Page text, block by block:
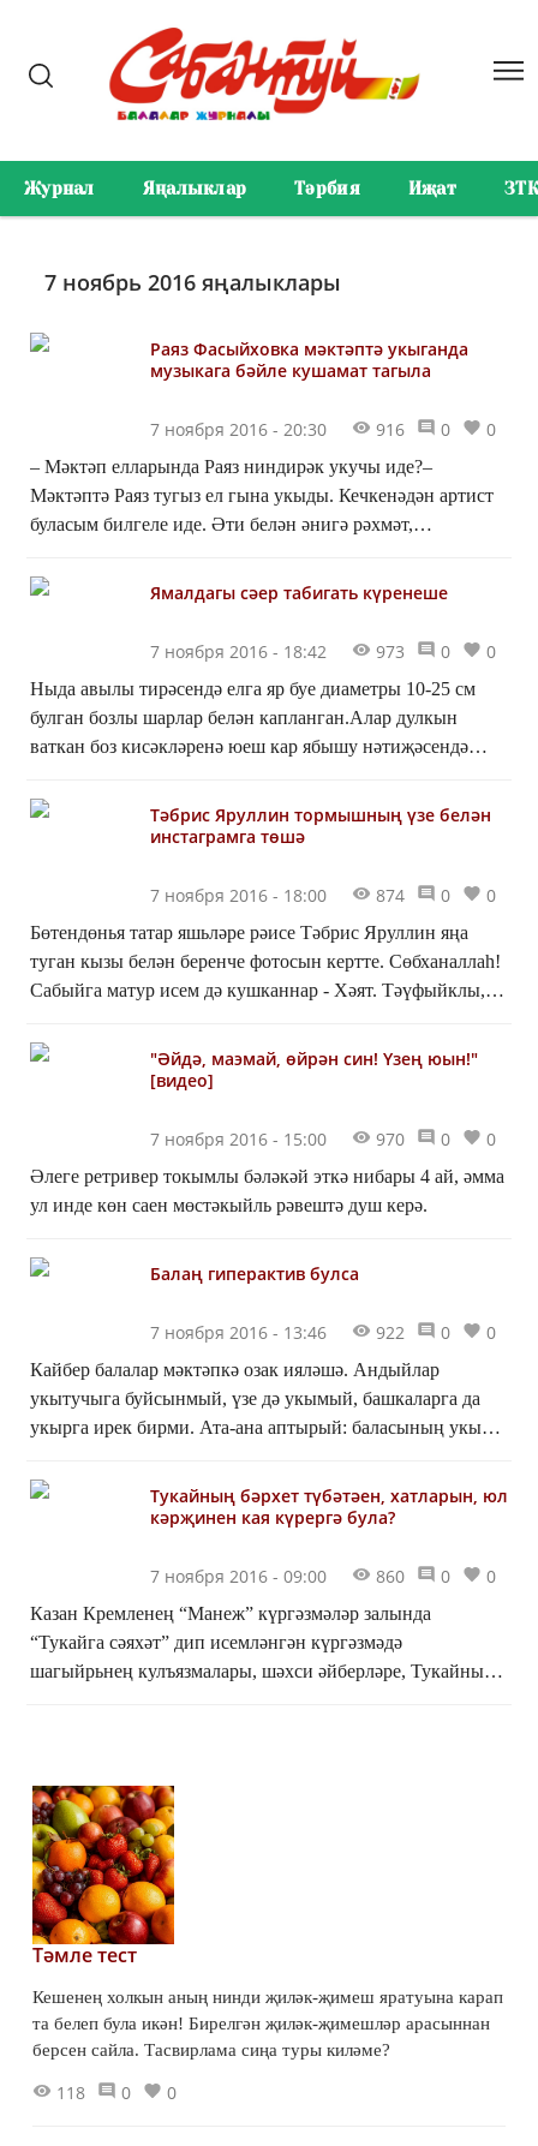
Журнал Яңалыклар Тәрбия Иҗат ЗТК
7 ноябрь 2016 яңалыклары
Раяз Фасыйховка мәктәптә укыганда
музыкага бәйле кушамат тагыла
7 ноября 2016 - 20:30 916 0 0
– Мәктәп елларында Раяз ниндирәк укучы иде?–
Мәктәптә Раяз тугыз ел гына укыды. Кечкенәдән артист
буласым билгеле иде. Әти белән әнигә рәхмәт,
матем...
Ямалдагы сәер табигать күренеше
7 ноября 2016 - 18:42 973 0 0
Ныда авылы тирәсендә елга яр буе диаметры 10-25 см
булган бозлы шарлар белән капланган.Алар дулкын
ваткан боз кисәкләренә юеш кар ябышу нәтиҗәсендә
генә...
Тәбрис Яруллин тормышның үзе белән
инстаграмга төшә
7 ноября 2016 - 18:00 874 0 0
Бөтендөнья татар яшьләре рәисе Тәбрис Яруллин яңа
туган кызы белән беренче фотосын кертте. Сөбханаллаһ!
Сабыйга матур исем дә кушканнар - Хәят. Тәүфыйклы,
"Әйдә, маэмай, өйрән син! Үзең юын!"
[видео]
7 ноября 2016 - 15:00 970 0 0
Әлеге ретривер токымлы бәләкәй эткә нибары 4 ай, әмма
ул инде көн саен мөстәкыйль рәвештә душ керә.
Балаң гиперактив булса
7 ноября 2016 - 13:46 922 0 0
Кайбер балалар мәктәпкә озак ияләшә. Андыйлар
укытучыга буйсынмый, үзе дә укымый, башкаларга да
укырга ирек бирми. Ата-ана аптырый: баласының укырга
Тукайның бәрхет түбәтәен, хатларын, юл
кәрҗинен кая күрергә була?
7 ноября 2016 - 09:00 860 0 0
Казан Кремленең “Манеж” күргәзмәләр залында
“Тукайга сәяхәт” дип исемләнгән күргәзмәдә
шагыйрьнең кулъязмалары, шәхси әйберләре, Тукайның
Тәмле тест
Кешенең холкын аның нинди җиләк-җимеш яратуына карап
та белеп була икән! Бирелгән җиләк-җимешләр арасыннан
берсен сайла. Тасвирлама сиңа туры киләме?
118 0 0